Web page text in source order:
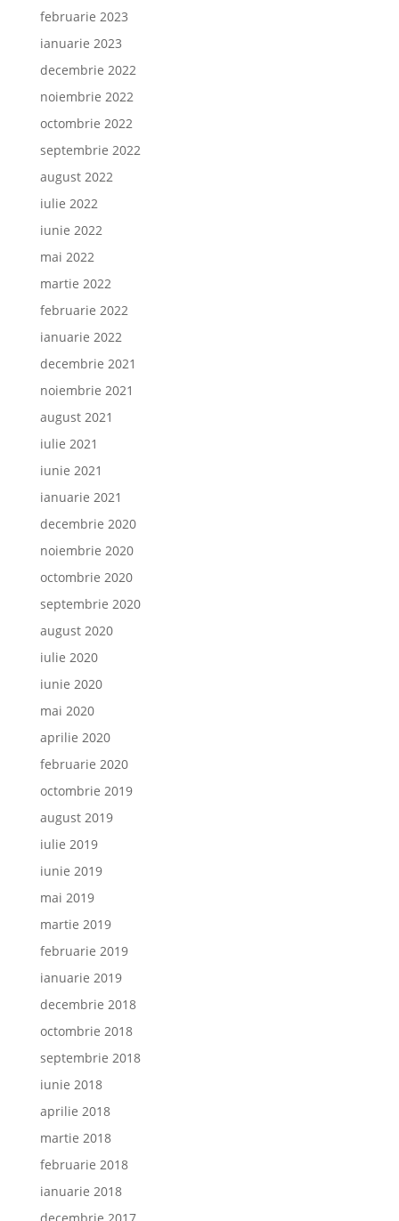
februarie 2023
ianuarie 2023
decembrie 2022
noiembrie 2022
octombrie 2022
septembrie 2022
august 2022
iulie 2022
iunie 2022
mai 2022
martie 2022
februarie 2022
ianuarie 2022
decembrie 2021
noiembrie 2021
august 2021
iulie 2021
iunie 2021
ianuarie 2021
decembrie 2020
noiembrie 2020
octombrie 2020
septembrie 2020
august 2020
iulie 2020
iunie 2020
mai 2020
aprilie 2020
februarie 2020
octombrie 2019
august 2019
iulie 2019
iunie 2019
mai 2019
martie 2019
februarie 2019
ianuarie 2019
decembrie 2018
octombrie 2018
septembrie 2018
iunie 2018
aprilie 2018
martie 2018
februarie 2018
ianuarie 2018